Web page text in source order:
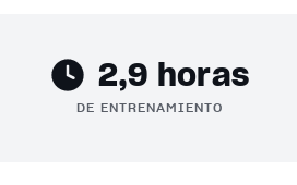
2,9 horas
DE ENTRENAMIENTO